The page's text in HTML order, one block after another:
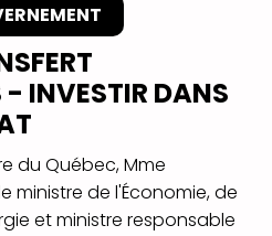
- INVESTIR DANS
du Québec, Mme
ministre de l'Économie, de
et ministre responsable